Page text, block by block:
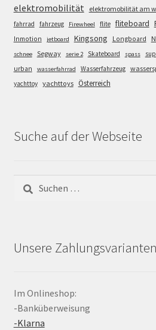
elektromobilität elektromobilität am
fahrrad
fahrzeug Firewheel flite fliteboard
Inmotion jetboard Kingsong Longboard
schnee Segway serie 2 Skateboard spass
urban wasserfahrrad Wasserfahrzeug
yachttoy yachttoys Österreich
Suche auf der Webseite
nach:
Unsere Zahlungsvarianten
Im Onlineshop:
-Banküberweisung
-Klarna